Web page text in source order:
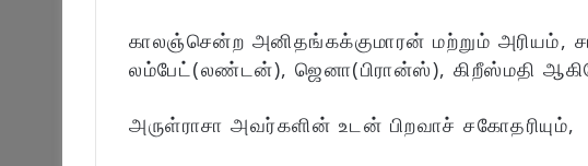
காலஞ்சென்ற அனிதங்கக்குமாரன் மற்றும் அரியம்,
லம்பேட்(லண்டன்), ஜெனா(பிரான்ஸ்), கிறீஸ்மதி
அருள்ராசா அவர்களின் உடன் பிறவாச் சகோதரியும்,